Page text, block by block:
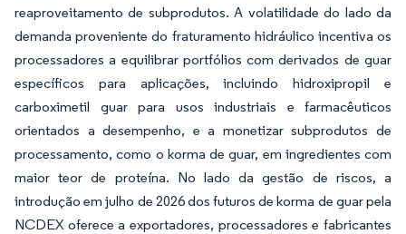
reaproveitamento de subprodutos. A volatilidade do lado da
demanda proveniente do fraturamento hidráulico incentiva os
processadores a equilibrar portfólios com derivados de guar
específicos para aplicações, incluindo hidroxipropil e
carboximetil guar para usos industriais e farmacêuticos
orientados a desempenho, e a monetizar subprodutos de
processamento, como o korma de guar, em ingredientes com
maior teor de proteína. No lado da gestão de riscos, a
introdução em julho de 2026 dos futuros de korma de guar pela
NCDEX oferece a exportadores, processadores e fabricantes